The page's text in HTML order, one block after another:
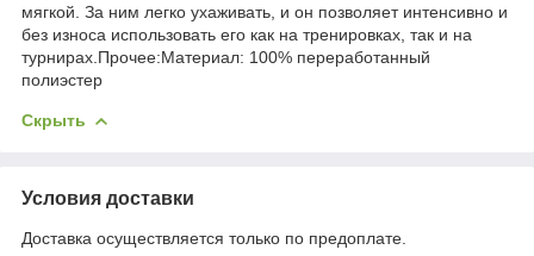
мягкой. За ним легко ухаживать, и он позволяет интенсивно и
без износа использовать его как на тренировках, так и на
турнирах.Прочее:Материал: 100% переработанный
полиэстер
Скрыть
Условия доставки
Доставка осуществляется только по предоплате.